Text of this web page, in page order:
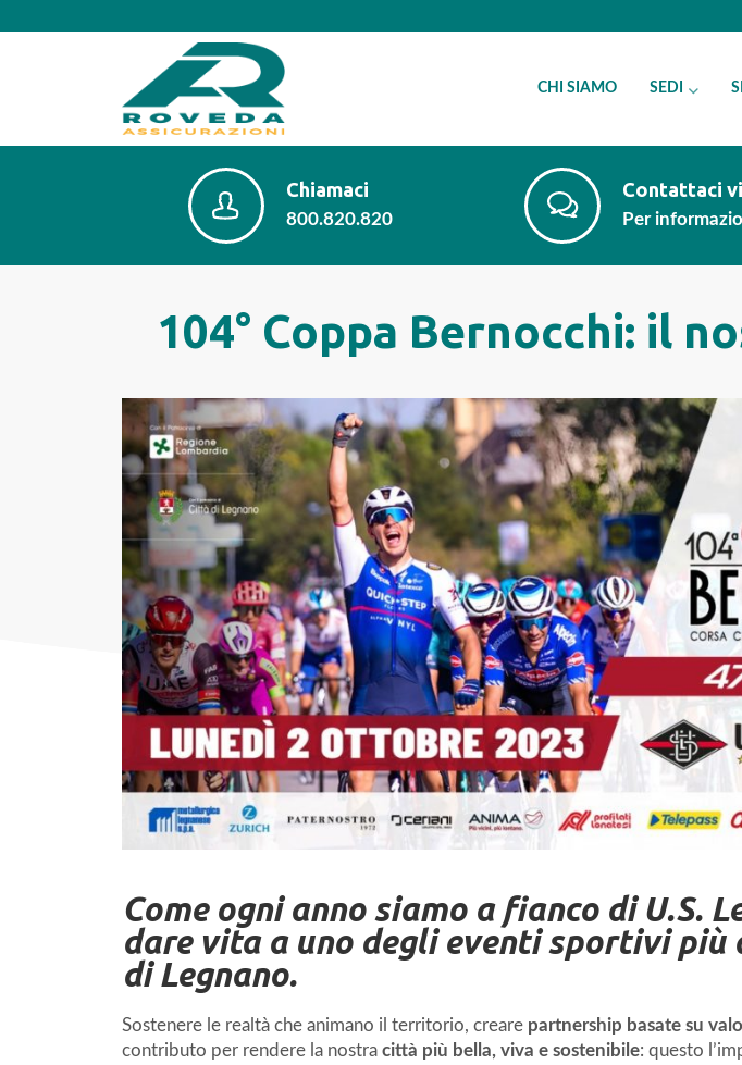
CHI SIAMO SEDI
Chiamaci
800.820.820
Contattaci
Per
104° Coppa Bernocchi: il
Come ogni anno siamo a fianco di U.S.
dare vita a uno degli eventi sportivi
di Legnano.
Sostenere le realtà che animano il territorio, creare partnership basate su
contributo per rendere la nostra città più bella, viva e sostenibile: questo